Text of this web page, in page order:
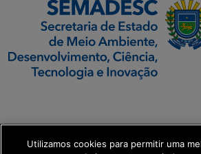
Transformação Digital
Utilizamos cookies para permitir uma